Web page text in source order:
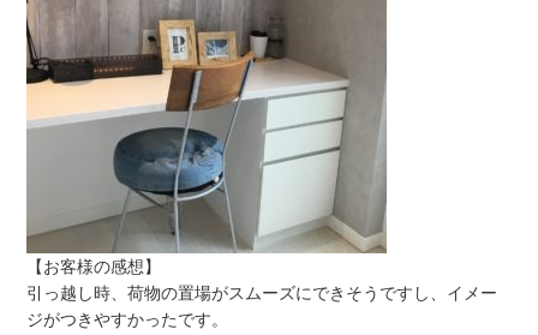
【お客様の感想】
引っ越し時、荷物の置場がスムーズにできそうですし、イメー
ジがつきやすかったです。